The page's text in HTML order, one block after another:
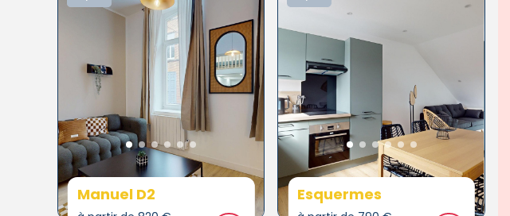
Manuel D2 Esquermes